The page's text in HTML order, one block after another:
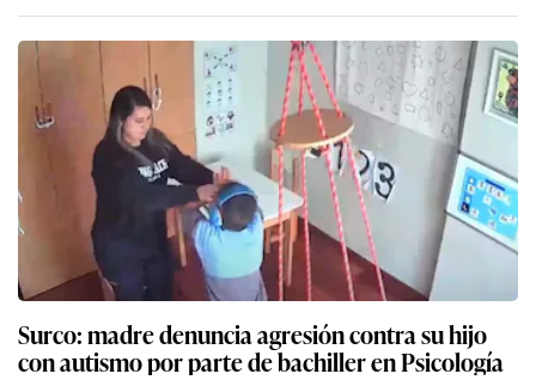
Surco: madre denuncia agresión contra su hijo
con autismo por parte de bachiller en Psicología